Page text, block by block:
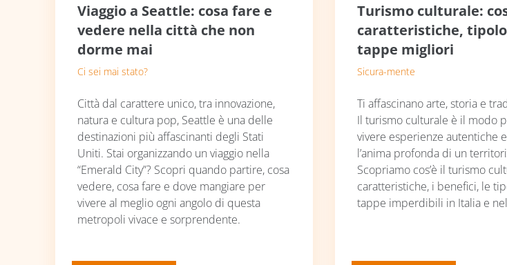
Viaggio a Seattle: cosa fare e
vedere nella città che non
dorme mai
Ci sei mai stato?
Città dal carattere unico, tra innovazione,
natura e cultura pop, Seattle è una delle
destinazioni più affascinanti degli Stati
Uniti. Stai organizzando un viaggio nella
“Emerald City”? Scopri quando partire, cosa
vedere, cosa fare e dove mangiare per
vivere al meglio ogni angolo di questa
metropoli vivace e sorprendente.
Turismo culturale:
caratteristiche,
tappe migliori
Sicura-mente
Ti affascinano arte, storia e
Il turismo culturale è il modo
vivere esperienze autentiche
l’anima profonda di un
Scopriamo cos’è il turismo
caratteristiche, i benefici, le
tappe imperdibili in Italia e